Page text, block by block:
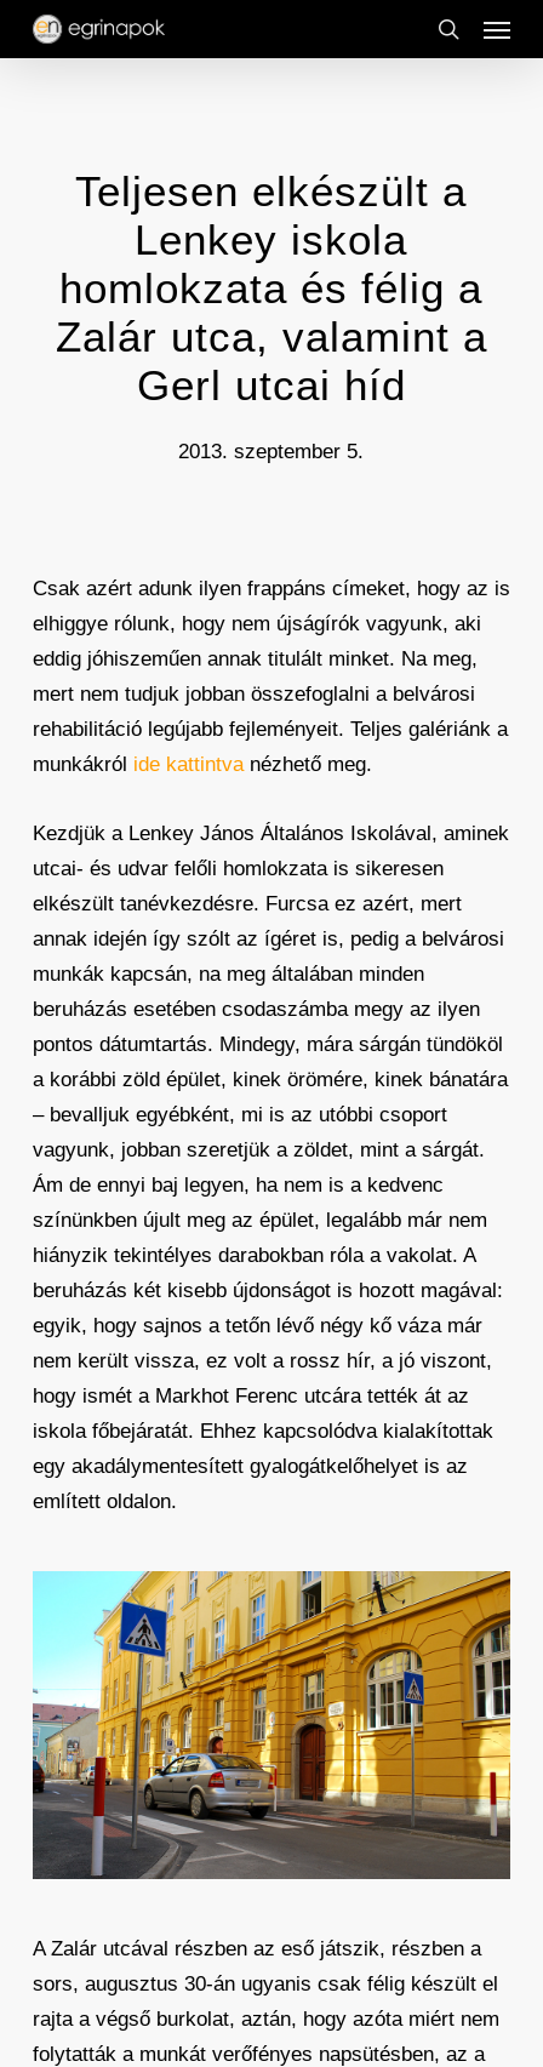
Skip
search
Menu
Teljesen elkészült a
Lenkey iskola
homlokzata és félig a
Zalár utca, valamint a
Gerl utcai híd
2013. szeptember 5.
Csak azért adunk ilyen frappáns címeket, hogy az is
elhiggye rólunk, hogy nem újságírók vagyunk, aki
eddig jóhiszeműen annak titulált minket. Na meg,
mert nem tudjuk jobban összefoglalni a belvárosi
rehabilitáció legújabb fejleményeit. Teljes galériánk a
munkákról ide kattintvanézhető meg.
Kezdjük a Lenkey János Általános Iskolával, aminek
utcai- és udvar felőli homlokzata is sikeresen
elkészült tanévkezdésre. Furcsa ez azért, mert
annak idején így szólt az ígéret is, pedig a belvárosi
munkák kapcsán, na meg általában minden
beruházás esetében csodaszámba megy az ilyen
pontos dátumtartás. Mindegy, mára sárgán tündököl
a korábbi zöld épület, kinek örömére, kinek bánatára
– bevalljuk egyébként, mi is az utóbbi csoport
vagyunk, jobban szeretjük a zöldet, mint a sárgát.
Ám de ennyi baj legyen, ha nem is a kedvenc
színünkben újult meg az épület, legalább már nem
hiányzik tekintélyes darabokban róla a vakolat. A
beruházás két kisebb újdonságot is hozott magával:
egyik, hogy sajnos a tetőn lévő négy kő váza már
nem került vissza, ez volt a rossz hír, a jó viszont,
hogy ismét a Markhot Ferenc utcára tették át az
iskola főbejáratát. Ehhez kapcsolódva kialakítottak
egy akadálymentesített gyalogátkelőhelyet is az
említett oldalon.
A Zalár utcával részben az eső játszik, részben a
sors, augusztus 30-án ugyanis csak félig készült el
rajta a végső burkolat, aztán, hogy azóta miért nem
folytatták a munkát verőfényes napsütésben, az a